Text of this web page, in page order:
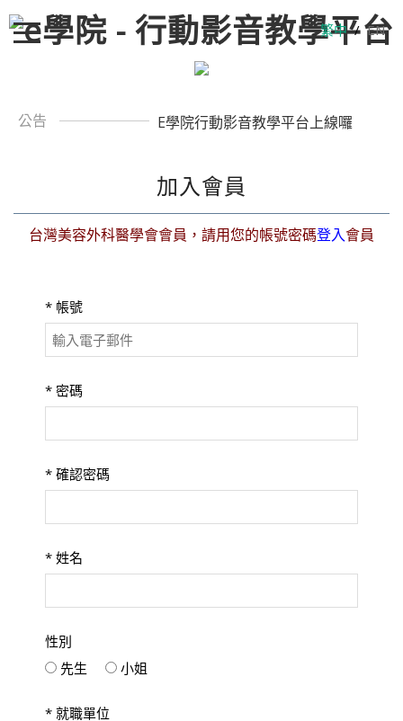
繁中 / EN
公告 E學院行動影音教學平台上線囉
加入會員
台灣美容外科醫學會會員，請用您的帳號密碼登入會員
* 帳號
* 密碼
* 確認密碼
* 姓名
性別
先生
小姐
* 就職單位